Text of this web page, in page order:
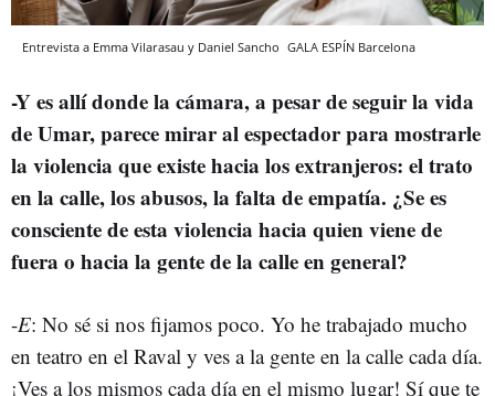
Entrevista a Emma Vilarasau y Daniel Sancho GALA ESPÍN Barcelona
-Y es allí donde la cámara, a pesar de seguir la vida
de Umar, parece mirar al espectador para mostrarle
la violencia que existe hacia los extranjeros: el trato
en la calle, los abusos, la falta de empatía. ¿Se es
consciente de esta violencia hacia quien viene de
fuera o hacia la gente de la calle en general?
-E: No sé si nos fijamos poco. Yo he trabajado mucho
en teatro en el Raval y ves a la gente en la calle cada día.
¡Ves a los mismos cada día en el mismo lugar! Sí que te